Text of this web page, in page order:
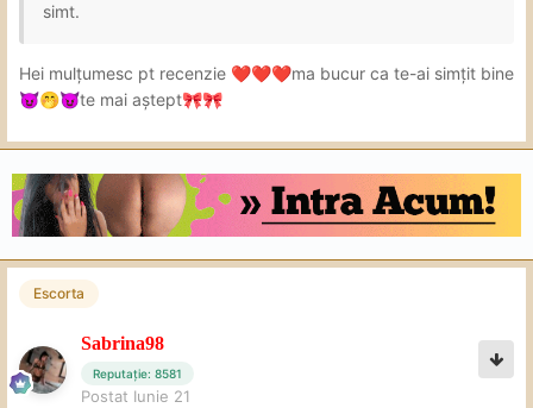
simt.
Hei mulțumesc pt recenzie ❤️❤️❤️ma bucur ca te-ai simțit bine
😈🤭😈te mai aștept🎀🎀
Escorta
Sabrina98
Reputație: 8581
Postat Iunie 21